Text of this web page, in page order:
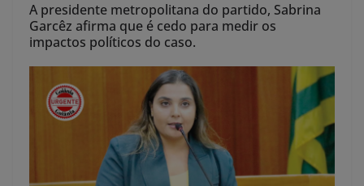
A presidente metropolitana do partido, Sabrina
Garcêz afirma que é cedo para medir os
impactos políticos do caso.